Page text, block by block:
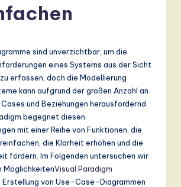
sind unverzichtbar, um die
eines Systems aus der Sicht
erfassen, doch die Modellierung
kann aufgrund der großen Anzahl an
und Beziehungen herausfordernd
begegnet diesen
mit einer Reihe von Funktionen, die
die Klarheit erhöhen und die
fördern. Im Folgenden untersuchen wir
Visual Paradigm
von Use-Case-Diagrammen